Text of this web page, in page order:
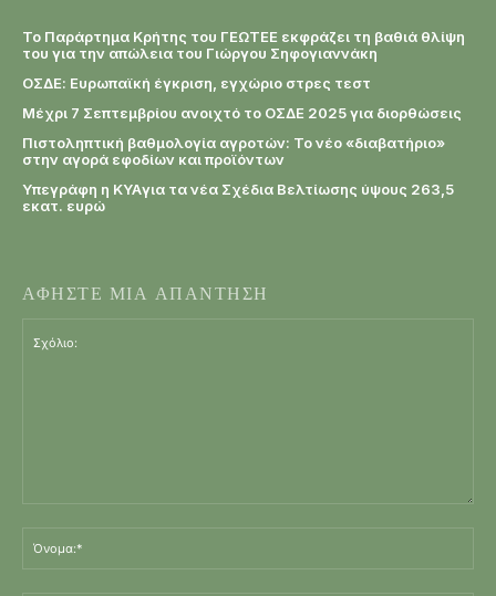
Το Παράρτημα Κρήτης του ΓΕΩΤΕΕ εκφράζει τη βαθιά θλίψη
του για την απώλεια του Γιώργου Σηφογιαννάκη
ΟΣΔΕ: Ευρωπαϊκή έγκριση, εγχώριο στρες τεστ
Μέχρι 7 Σεπτεμβρίου ανοιχτό το ΟΣΔΕ 2025 για διορθώσεις
Πιστοληπτική βαθμολογία αγροτών: Το νέο «διαβατήριο»
στην αγορά εφοδίων και προϊόντων
Υπεγράφη η KYAγια τα νέα Σχέδια Βελτίωσης ύψους 263,5
εκατ. ευρώ
ΑΦΗΣΤΕ ΜΙΑ ΑΠΑΝΤΗΣΗ